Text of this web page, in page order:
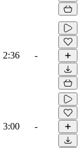
2:36 -
3:00 -